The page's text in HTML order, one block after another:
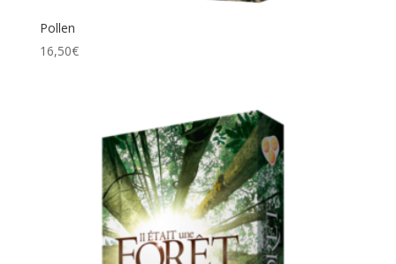
Pollen
16,50€